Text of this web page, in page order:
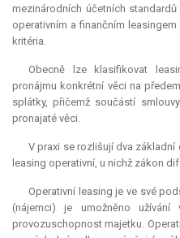
mezinárodních účetních
operativním a finančním
kritéria.
Obecně lze klasifikovat
pronájmu konkrétní věci na
splátky, přičemž součástí
pronajaté věci.
V praxi se rozlišují dva základní
leasing operativní, u nichž zákon
Operativní leasing je ve své
(nájemci) je umožněno
provozuschopnost majetku.